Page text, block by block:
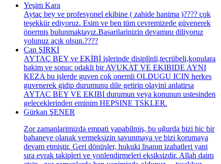
Yeşim Kara
Aytaç bey ve profesyonel ekibine ( zahide hanima )???? çok
teşekkür ediyoruz. Esim ve ben tüm cevremizede güvenerek
önermiş bulunmaktayız.Basarilarinizin devamını diliyoruz
yolunuz açık olsun.????
Can ŞİRKİ
AYTAÇ BEY ve EKİBİ işlerinde disiplinli,tecrübeli,konulara
hakim ve sonuc odakli bir AVUKAT VE EKIBIDE AYNI
KEZA bu işlerde guven cok onemli OLDUGU ICIN herkes
guvenerek gidip durumunu dile getirip olayini anlatirsa
AYTAC BEY VE EKIBI durumun veya konunun ustesinden
geleceklerinden eminim HEPSINE TSKLER.
Gürkan ŞENER
Zor zamanlarimizda empati yapabilmiş, bu uğurda bizi hic bir
bahaneye olanak vermeksizin savunmaya ve bizi korumaya
devam etmiştir. Geri dönüşler, hukuki lisanın izahatleri yani
sıra evrak takipleri ve yonlendirmeleri eksiksizdir. Allah daim